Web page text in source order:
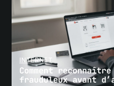
INTERNET
Comment
frauduleux avant